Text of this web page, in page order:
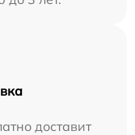
доставит